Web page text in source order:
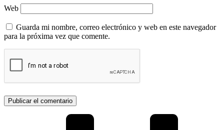
Web
Guarda mi nombre, correo electrónico y web en este navegador
para la próxima vez que comente.